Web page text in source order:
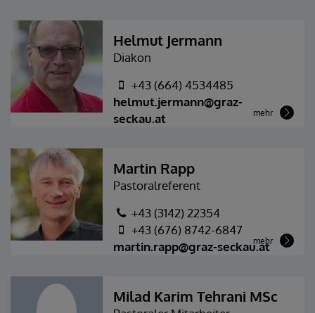
Helmut Jermann
Diakon
+43 (664) 4534485
helmut.jermann@graz-
seckau.at
mehr
Martin Rapp
Pastoralreferent
+43 (3142) 22354
+43 (676) 8742-6847
martin.rapp@graz-seckau.at
mehr
Milad Karim Tehrani MSc